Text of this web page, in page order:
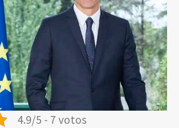
4.9/5 - 7 votos